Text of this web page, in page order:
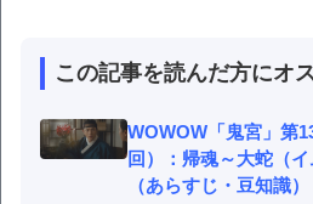
この記事を読んだ方にオ
WOWOW「鬼宮」第
回）：帰魂～大蛇（
（あらすじ・豆知識）